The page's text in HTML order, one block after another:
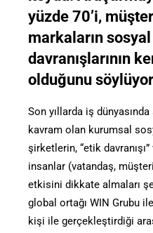
yüzde 70’i,
markaların
davranışlarının
olduğunu
Son yıllarda iş
kavram olan kurumsal
şirketlerin, “etik
insanlar (vatandaş,
etkisini dikkate almaları
global ortağı WIN Grubu
kişi ile gerçekleştirdiği